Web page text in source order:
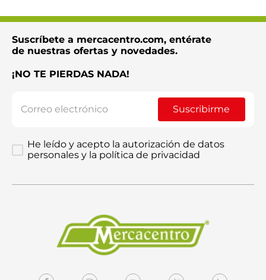
Suscríbete a mercacentro.com, entérate
de nuestras ofertas y novedades.
¡NO TE PIERDAS NADA!
Suscribirme
He leído y acepto la autorización de datos
personales y la política de privacidad